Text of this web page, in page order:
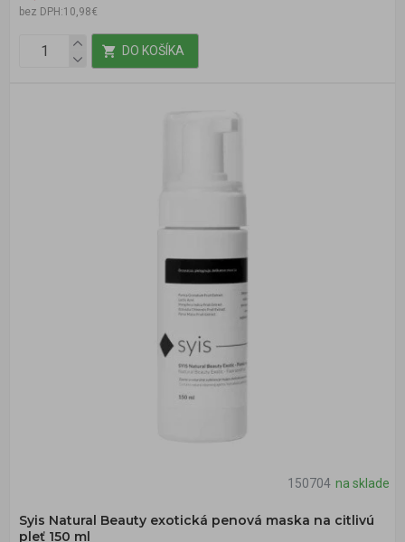
bez DPH:10,98€
DO KOŠÍKA
150704 na sklade
Syis Natural Beauty exotická penová maska na citlivú
pleť 150 ml